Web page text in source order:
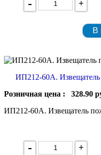
- +
В
ИП212-60А.
Розничная цена : 328.90
ИП212-60А. Извещатель
- +